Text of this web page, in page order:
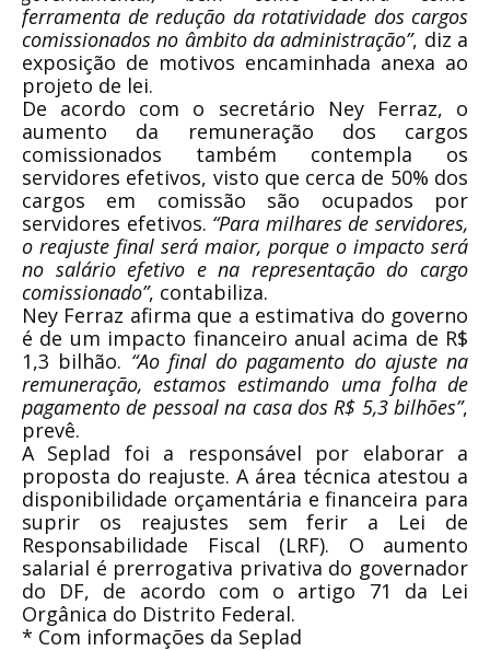
ferramenta de redução da rotatividade dos cargos
comissionados no âmbito da administração”, diz a
exposição de motivos encaminhada anexa ao
projeto de lei.
De acordo com o secretário Ney Ferraz, o
aumento da remuneração dos cargos
comissionados também contempla os
servidores efetivos, visto que cerca de 50% dos
cargos em comissão são ocupados por
servidores efetivos. “Para milhares de servidores,
o reajuste final será maior, porque o impacto será
no salário efetivo e na representação do cargo
comissionado”, contabiliza.
Ney Ferraz afirma que a estimativa do governo
é de um impacto financeiro anual acima de R$
1,3 bilhão. “Ao final do pagamento do ajuste na
remuneração, estamos estimando uma folha de
pagamento de pessoal na casa dos R$ 5,3 bilhões”,
prevê.
A Seplad foi a responsável por elaborar a
proposta do reajuste. A área técnica atestou a
disponibilidade orçamentária e financeira para
suprir os reajustes sem ferir a Lei de
Responsabilidade Fiscal (LRF). O aumento
salarial é prerrogativa privativa do governador
do DF, de acordo com o artigo 71 da Lei
Orgânica do Distrito Federal.
* Com informações da Seplad